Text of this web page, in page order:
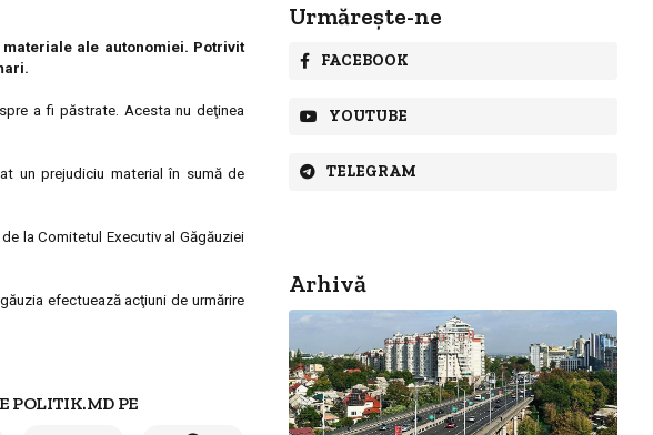
ale autonomiei. Potrivit
a fi păstrate. Acesta nu deţinea
un prejudiciu material în sumă de
la Comitetul Executiv al Găgăuziei
efectuează acţiuni de urmărire
POLITIK.MD PE
Urmărește-ne
FACEBOOK
YOUTUBE
TELEGRAM
Arhivă